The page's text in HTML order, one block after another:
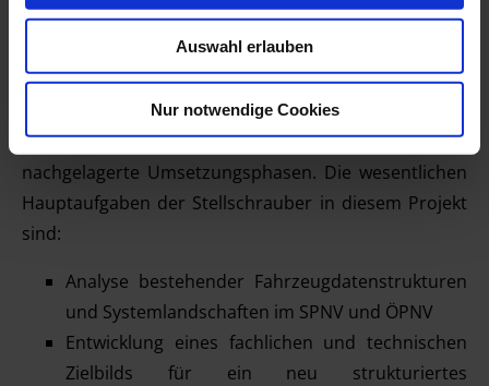
Auswahl erlauben
Nur notwendige Cookies
Konzeption und organisatorischer Abstimmung
geprägt. Neben der Betrachtung bestehender Daten-
und Systemstrukturen liegt ein besonderer
Schwerpunkt auf der Erstellung technischer
Lastenhefte und konzeptioneller Vorgaben für
nachgelagerte Umsetzungsphasen. Die wesentlichen
Hauptaufgaben der Stellschrauber in diesem Projekt
sind:
Analyse bestehender Fahrzeugdatenstrukturen
und Systemlandschaften im SPNV und ÖPNV
Entwicklung eines fachlichen und technischen
Zielbilds für ein neu strukturiertes